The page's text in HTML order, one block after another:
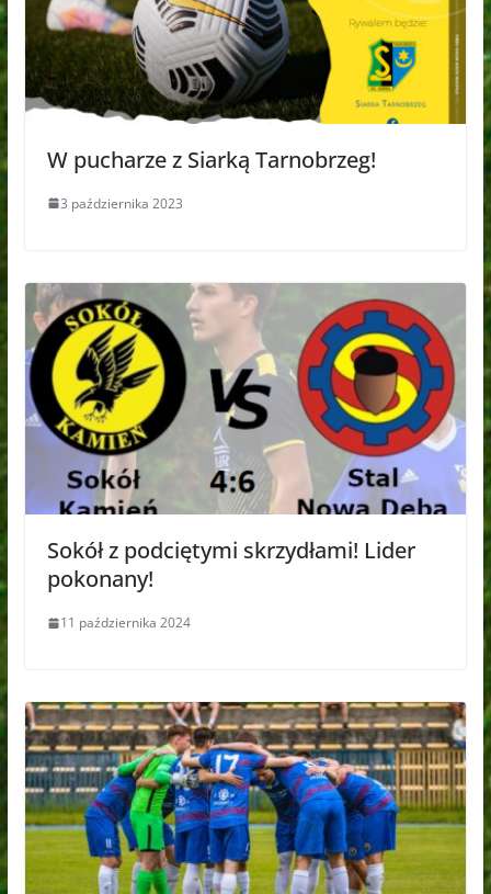
W pucharze z Siarką Tarnobrzeg!
3 października 2023
Sokół z podciętymi skrzydłami! Lider
pokonany!
11 października 2024